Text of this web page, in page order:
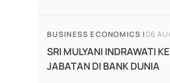
BUSINESS ECONOMICS |06
SRI MULYANI INDRAWATI
JABATAN DI BANK DUNIA